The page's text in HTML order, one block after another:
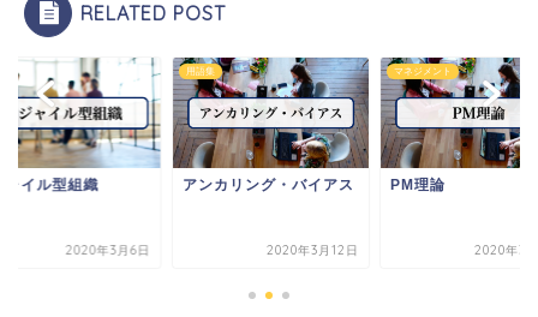
RELATED POST
ャイル型組織
2020年3月6日
用語集
アンカリング・バイアス
2020年3月12日
マネジメント
PM理論
2020年3